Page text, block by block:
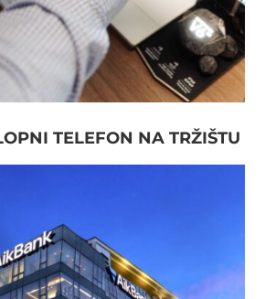
TELEFON NA TRŽIŠTU